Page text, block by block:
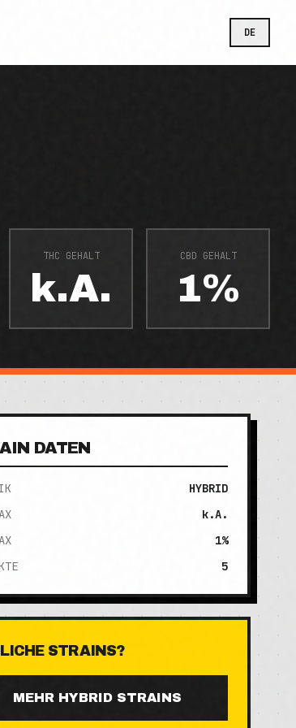
DE
THC GEHALT
k.A.
CBD GEHALT
1%
DATEN
HYBRID
k.A.
1%
5
STRAINS?
MEHR HYBRIDSTRAINS